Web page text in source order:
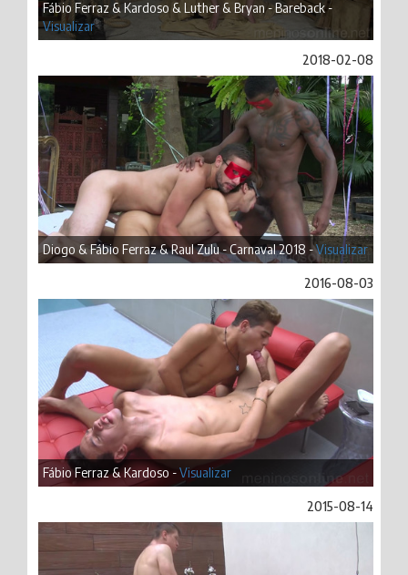
Fábio Ferraz & Kardoso & Luther & Bryan - Bareback -
Visualizar
2018-02-08
Diogo & Fábio Ferraz & Raul Zulu - Carnaval 2018 -Visualizar
2016-08-03
Fábio Ferraz & Kardoso -Visualizar
2015-08-14